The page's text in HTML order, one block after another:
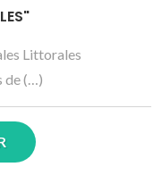
Littorales
de (…)